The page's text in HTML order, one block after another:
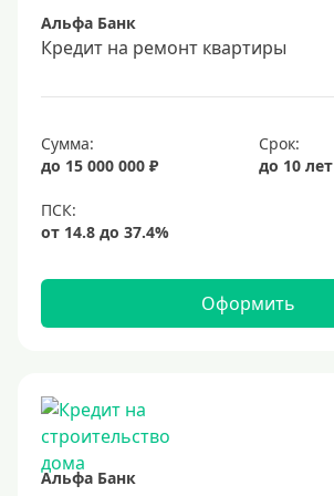
Срок
Долгосрочные
2 года
3 года
4 года
9 лет
10 лет
15 лет
Альфа Банк
Кредит на ремонт квартиры
Сумма:
до 15 000 000 ₽
Срок:
до 10 лет
Оформить
Альфа Банк